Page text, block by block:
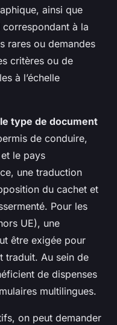
ainsi que
correspondant à la
rares ou demandes
critères ou de
à l’échelle
type de document
de conduire,
le pays
une traduction
du cachet et
Pour les
UE), une
être exigée pour
traduit. Au sein de
de dispenses
multilingues.
on peut demander